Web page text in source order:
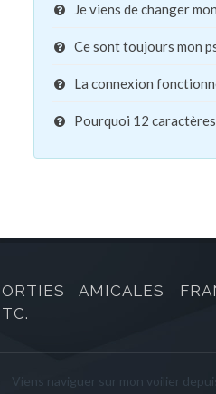
Je viens de changer
Ce sont toujours mon
La connexion
Pourquoi 12 caractères
AMICALES
Viens naviguer sur mon voilier